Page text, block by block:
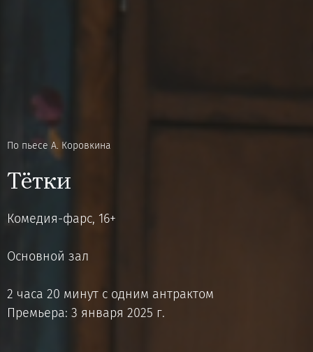
По пьесе А. Коровкина
Тётки
Комедия-фарс, 16+
Основной зал
2 часа 20 минут с одним антрактом
Премьера: 3 января 2025 г.